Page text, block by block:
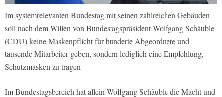
Im systemrelevanten Bundestag mit seinen zahlreichen Gebäuden
soll nach dem Willen von Bundestagspräsident Wolfgang Schäuble
(CDU) keine Maskenpflicht für hunderte Abgeordnete und
tausende Mitarbeiter geben, sondern lediglich eine Empfehlung,
Schutzmasken zu tragen
Im Bundestagsbereich hat allein Wolfgang Schäuble die Macht und